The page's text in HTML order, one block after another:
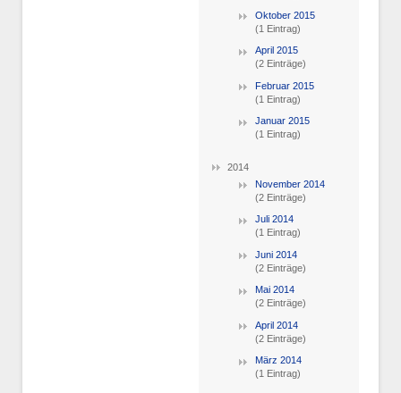
Oktober 2015
(1 Eintrag)
April 2015
(2 Einträge)
Februar 2015
(1 Eintrag)
Januar 2015
(1 Eintrag)
2014
November 2014
(2 Einträge)
Juli 2014
(1 Eintrag)
Juni 2014
(2 Einträge)
Mai 2014
(2 Einträge)
April 2014
(2 Einträge)
März 2014
(1 Eintrag)